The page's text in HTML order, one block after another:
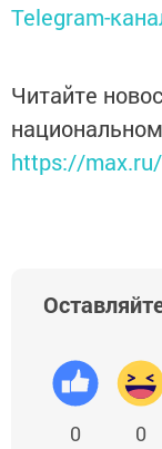
Telegram-
Читайте
https://
0 0